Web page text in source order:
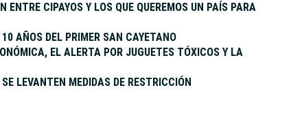
ENTRE CIPAYOS Y LOS QUE QUEREMOS UN PAÍS PARA
AÑOS DEL PRIMER SAN CAYETANO
EL ALERTA POR JUGUETES TÓXICOS Y LA
LEVANTEN MEDIDAS DE RESTRICCIÓN